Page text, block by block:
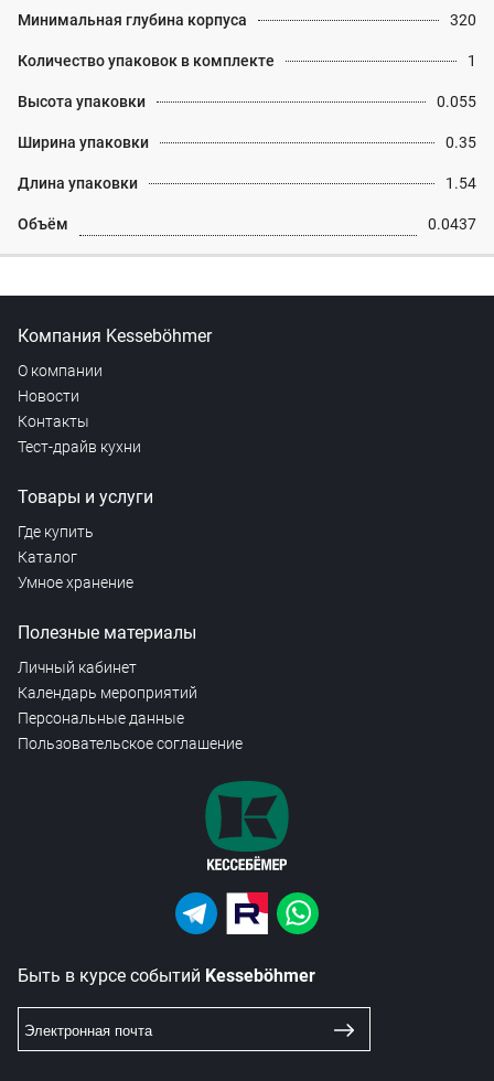
Минимальная глубина корпуса 320
Количество упаковок в комплекте 1
Высота упаковки 0.055
Ширина упаковки 0.35
Длина упаковки 1.54
Объём 0.0437
Компания Kesseböhmer
О компании
Новости
Контакты
Тест-драйв кухни
Товары и услуги
Где купить
Каталог
Умное хранение
Полезные материалы
Личный кабинет
Календарь мероприятий
Персональные данные
Пользовательское соглашение
Быть в курсе событий Kesseböhmer